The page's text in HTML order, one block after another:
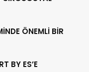
ÖNEMLİ BİR
BY ES’E